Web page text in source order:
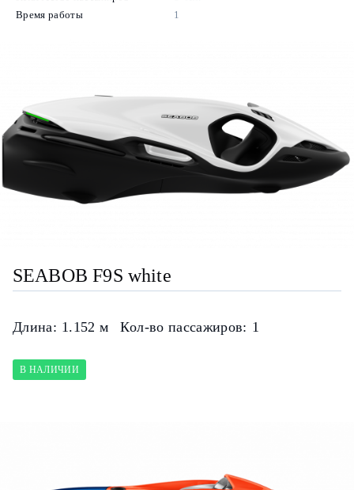
Время работы
1
SEABOB F9S white
Длина: 1.152 м Кол-во пассажиров: 1
В НАЛИЧИИ